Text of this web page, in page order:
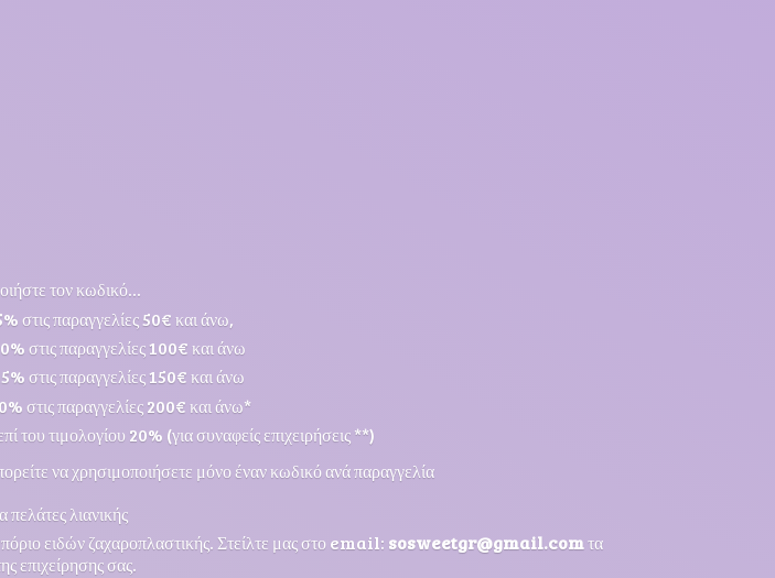
τον κωδικό...
στις παραγγελίες 50€ και άνω,
στις παραγγελίες 100€ και άνω
στις παραγγελίες 150€ και άνω
στις παραγγελίες 200€ και άνω*
του τιμολογίου 20% (για συναφείς επιχειρήσεις **)
να χρησιμοποιήσετε μόνο έναν κωδικό ανά παραγγελία
πελάτες λιανικής
ειδών ζαχαροπλαστικής. Στείλτε μας στο email: sosweetgr@gmail.comτα
επιχείρησης σας.